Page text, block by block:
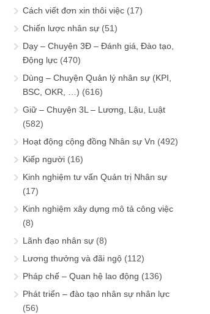
Cách viết đơn xin thôi việc (17)
Chiến lược nhân sự (51)
Dạy – Chuyện 3Đ – Đánh giá, Đào tạo,
Động lực (470)
Dùng – Chuyện Quản lý nhân sự (KPI,
BSC, OKR, …) (616)
Giữ – Chuyện 3L – Lương, Lậu, Luật
(582)
Hoạt động cộng đồng Nhân sự Vn (492)
Kiếp người (16)
Kinh nghiệm tư vấn Quản trị Nhân sự
(17)
Kinh nghiệm xây dựng mô tả công việc
(8)
Lãnh đạo nhân sự (8)
Lương thưởng và đãi ngộ (112)
Pháp chế – Quan hệ lao động (136)
Phát triển – đào tạo nhân sự nhân lực
(56)